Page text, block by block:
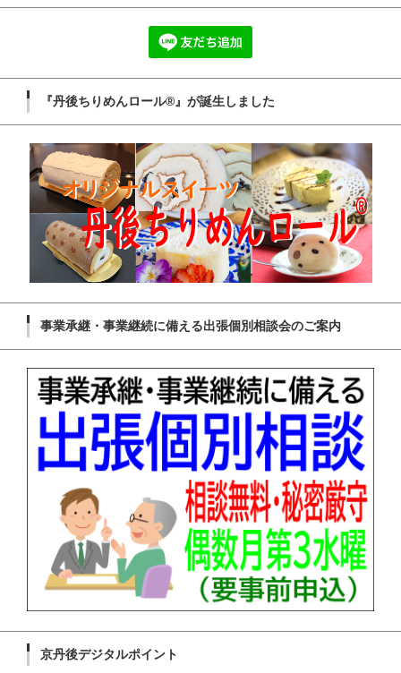
『丹後ちりめんロール®』が誕生しました
事業承継・事業継続に備える出張個別相談会のご案内
京丹後デジタルポイント